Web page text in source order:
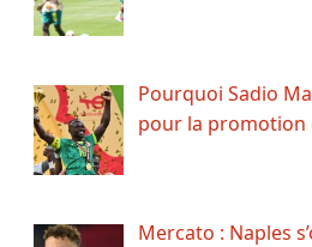
Pourquoi Sadio
pour la
Mercato : Naples